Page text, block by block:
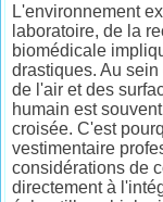
L'environnement
laboratoire, de la
biomédicale
drastiques. Au
de l'air et des
humain est
croisée. C'est
vestimentaire
considérations de
directement à